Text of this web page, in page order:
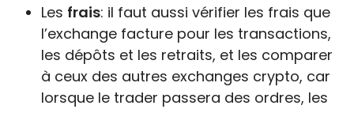
Les frais: il faut aussi vérifier les frais que
l’exchange facture pour les transactions,
les dépôts et les retraits, et les comparer
à ceux des autres exchanges crypto, car
lorsque le trader passera des ordres, les